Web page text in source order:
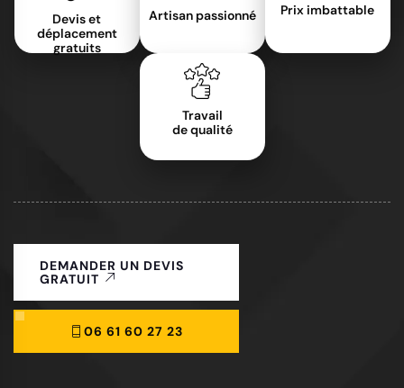
Devis et
déplacement
gratuits
Artisan passionné Prix imbattable
Travail
de qualité
DEMANDER UN DEVIS
GRATUIT
06 61 60 27 23